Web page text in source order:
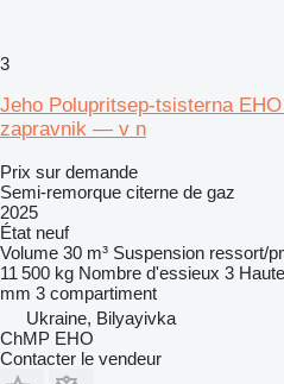
3
Jeho Polupritsep-tsisterna
zapravnik — v n
Prix sur demande
Semi-remorque citerne de gaz
2025
État neuf
Volume 30 m³ Suspension ressort/
11 500 kg Nombre d'essieux 3
mm 3 compartiment
Ukraine, Bilyayivka
ChMP EHO
Contacter le vendeur